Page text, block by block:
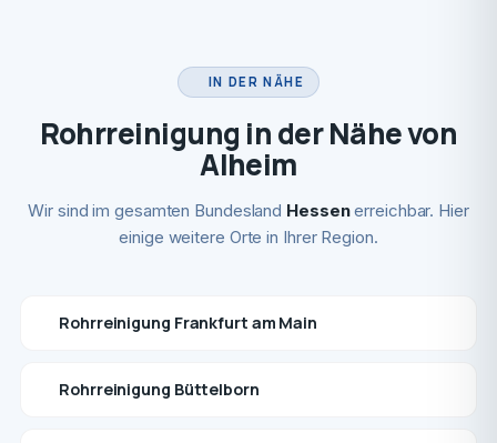
IN DER NÄHE
Rohrreinigung in der Nähe von
Alheim
Wir sind im gesamten Bundesland Hessenerreichbar. Hier
einige weitere Orte in Ihrer Region.
Rohrreinigung Frankfurt am Main
Rohrreinigung Büttelborn